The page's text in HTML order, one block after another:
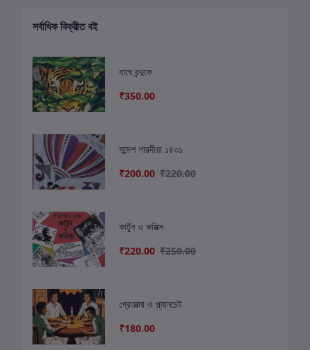
সর্বাধিক বিক্রীত বই
বাঘে বন্দুকে
₹350.00
সন্দেশ শারদীয়া ১৪৩১
₹200.00 ₹220.00
কার্টুন ও কমিক্স
₹220.00 ₹250.00
প্রেতাত্মা ও প্ল্যানচেট
₹180.00